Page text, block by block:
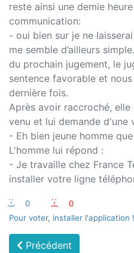
reste ainsi une demie
communication:
- oui bien sur je ne
me semble d’ailleurs
du prochain jugement, le
sentence favorable et
dernière fois.
Après avoir raccroché,
venu et lui demande d'une
- Eh bien jeune homme
L'homme lui répond :
- Je travaille chez France
installer votre ligne
:-) 0 :-(
0
Pour voter, installer l'application !
Précédent